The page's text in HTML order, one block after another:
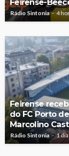
Rádio Sintonia 4
Feirense
do FC Porto
Marcolino
Rádio Sintonia 1